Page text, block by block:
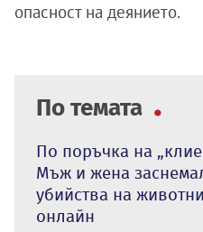
опасност на деянието.
По темата
По поръчка на
Мъж и жена
убийства на
онлайн